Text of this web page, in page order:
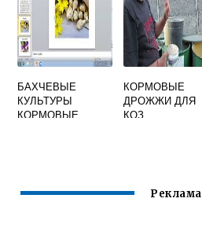
БАХЧЕВЫЕ
КУЛЬТУРЫ
КОРМОВЫЕ
КОРМОВЫЕ
ДРОЖЖИ ДЛЯ
КОЗ
Реклама